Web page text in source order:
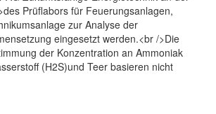
Prüflabors für Feuerungsanlagen,
zur Analyse der
eingesetzt werden.<br />Die
der Konzentration an Ammoniak
(H2S)und Teer basieren nicht